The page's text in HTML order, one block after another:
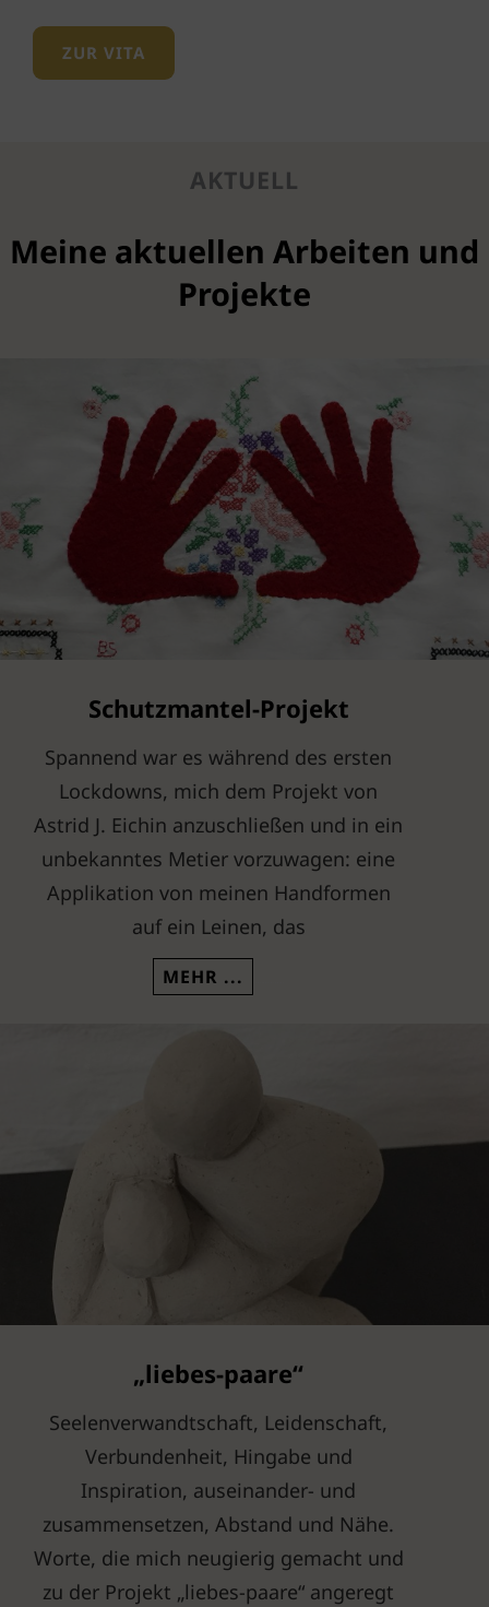
ZUR VITA
AKTUELL
Meine aktuellen Arbeiten und
Projekte
Schutzmantel-Projekt
Spannend war es während des ersten
Lockdowns, mich dem Projekt von
Astrid J. Eichin anzuschließen und in ein
unbekanntes Metier vorzuwagen: eine
Applikation von meinen Handformen
auf ein Leinen, das
„liebes-paare“
Seelenverwandtschaft, Leidenschaft,
Verbundenheit, Hingabe und
Inspiration, auseinander- und
zusammensetzen, Abstand und Nähe.
Worte, die mich neugierig gemacht und
zu der Projekt „liebes-paare“ angeregt